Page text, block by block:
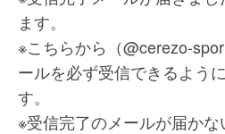
ます。
※こちらから（@cerezo-
ールを必ず受信できるよう
す。
※受信完了のメールが届か